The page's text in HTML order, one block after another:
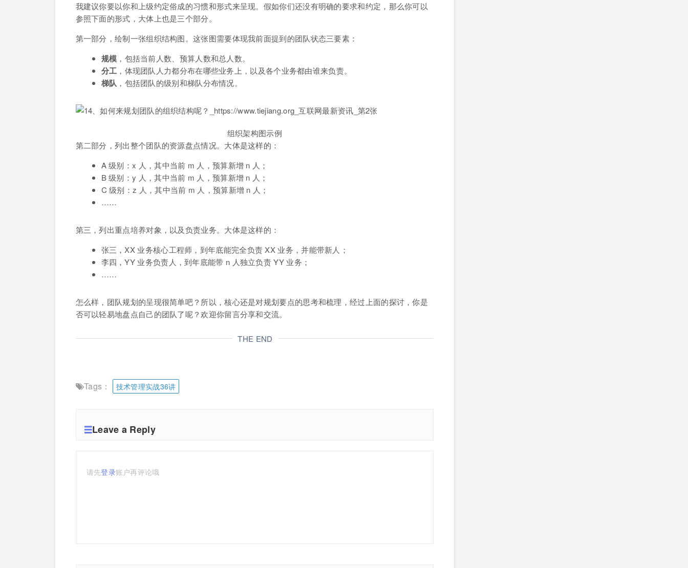
我建议你要以你和上级约定俗成的习惯和形式来呈现。假如你们还没有明确的要求和约定，那么你可以
参照下面的形式，大体上也是三个部分。
第一部分，绘制一张组织结构图。这张图需要体现我前面提到的团队状态三要素：
规模 ，包括当前人数、预算人数和总人数。
分工 ，体现团队人力都分布在哪些业务上，以及各个业务都由谁来负责。
梯队 ，包括团队的级别和梯队分布情况。
组织架构图示例
第二部分，列出整个团队的资源盘点情况。大体是这样的：
A 级别：x 人，其中当前 m 人，预算新增 n 人；
B 级别：y 人，其中当前 m 人，预算新增 n 人；
C 级别：z 人，其中当前 m 人，预算新增 n 人；
……
第三，列出重点培养对象，以及负责业务。大体是这样的：
张三，XX 业务核心工程师，到年底能完全负责 XX 业务，并能带新人；
李四，YY 业务负责人，到年底能带 n 人独立负责 YY 业务；
……
怎么样，团队规划的呈现很简单吧？所以，核心还是对规划要点的思考和梳理，经过上面的探讨，你是
否可以轻易地盘点自己的团队了呢？欢迎你留言分享和交流。
THE END
Tags： 技术管理实战36讲
Leave a Reply
请先登录账户再评论哦